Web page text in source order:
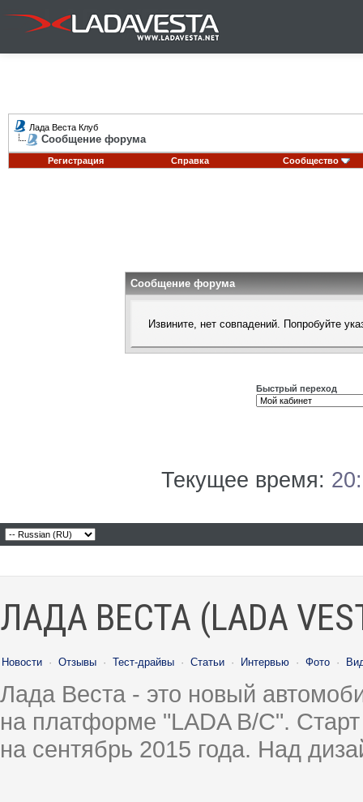
Лада Веста Клуб
Сообщение форума
Регистрация Справка Сообщество
Сообщение форума
Извините, нет совпадений. Попробуйте
Быстрый переход
Текущее время:
ЛАДА ВЕСТА (LADA
Новости · Отзывы · Тест-драйвы · Статьи · Интервью · Фото ·
Лада Веста - это новый
на платформе "LADA B/C".
на сентябрь 2015 года. Над